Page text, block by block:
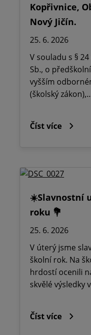
Kopřivnice,
Nový Jičín.
25. 6. 2026
V souladu s §
Sb., o
vyšším
(školský
Číst více
☀️Slavnostní
roku 💐
25. 6. 2026
V úterý jsme
školní rok. Na
hrdostí ocenili
skvělé výsledky
Číst více